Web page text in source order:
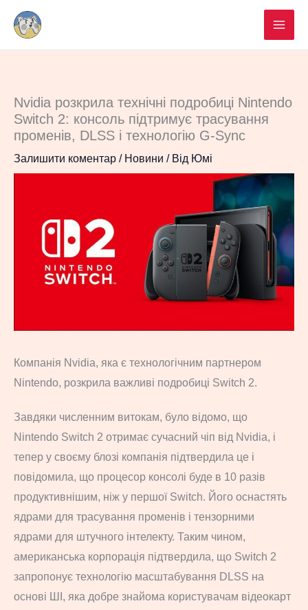
Перейти
вмісту
Nvidia розкрила технічні подробиці Nintendo
Switch 2: консоль підтримує трасування
променів, DLSS і технологію G-Sync
Залишити коментар / Новини / Від Юмі
Компанія Nvidia, яка є технологічним партнером
Nintendo, розкрила важливі подробиці Switch 2.
Завдяки численним витокам, було відомо, що
Nintendo Switch 2 отримає сучасний чіп від Nvidia, і
тепер у своєму блозі компанія підтвердила це і
повідомила, що процесор консолі буде в 10 разів
продуктивнішим, ніж у першої Switch. Його оснастять
ядрами для трасування променів і тензорними
ядрами для штучного інтелекту. Таким чином,
американська корпорація підтвердила, що Switch 2
запропонує технологію масштабування DLSS на
основі ШІ, яка добре знайома користувачам відеокарт